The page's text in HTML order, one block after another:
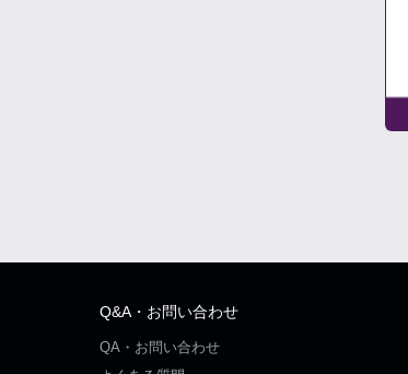
Q&A・お問い合わせ
QA・お問い合わせ